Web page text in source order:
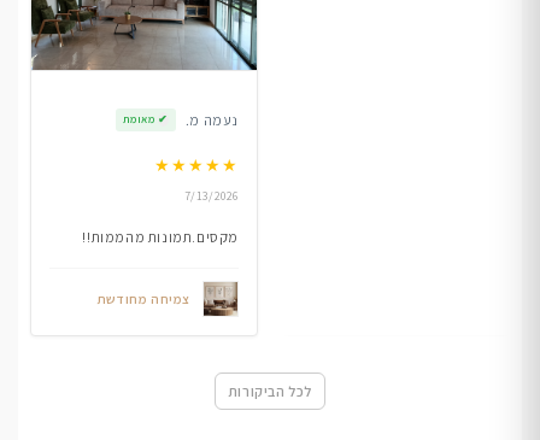
נעמה מ. ✔ מאומת
★★★★★
7/13/2026
מקסים.תמונות מהממות!!
צמיחה מחודשת
לכל הביקורות